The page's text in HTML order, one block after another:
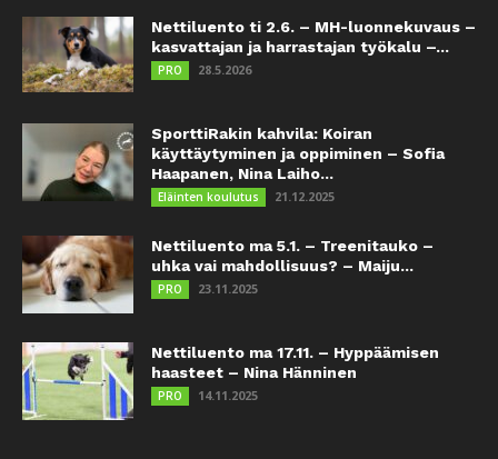
Nettiluento ti 2.6. – MH-luonnekuvaus –
kasvattajan ja harrastajan työkalu –...
PRO 28.5.2026
SporttiRakin kahvila: Koiran
käyttäytyminen ja oppiminen – Sofia
Haapanen, Nina Laiho...
Eläinten koulutus 21.12.2025
Nettiluento ma 5.1. – Treenitauko –
uhka vai mahdollisuus? – Maiju...
PRO 23.11.2025
Nettiluento ma 17.11. – Hyppäämisen
haasteet – Nina Hänninen
PRO 14.11.2025